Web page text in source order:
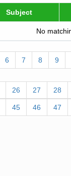
Subject
No
6 7 8 9
26 27 28
45 46 47